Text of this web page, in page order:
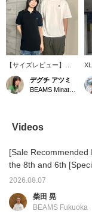
【サイズレビュー】
〈FRED PERRY〉別注
のアイテムがお求めやす
くなっております！！左
ビビッドなティップライ
ンがアクセントになるポ
〈BEAMS〉らしい一着
です！●サイズ
●【162cm／細身体型／
普段サイズS】Sサイズ
なサイジング。着丈はや
や長めなデザイン。ゆっ
デグチ アツミ
を
Videos
[Sale Recommended
the 8th and 6th
outfit featuring FRED
Tipped Pique T-shirt.
so a size M fits
2026.08.07
柴田 晃
BEAMS Fukuoka